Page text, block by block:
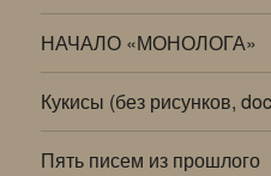
НАЧАЛО «МОНОЛОГА»
Кукисы (без рисунков,
Пять писем из прошлого